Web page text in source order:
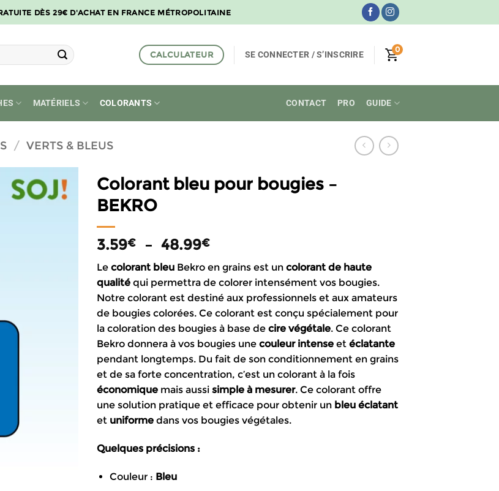
DÈS 29€ D'ACHAT EN FRANCE MÉTROPOLITAINE
CALCULATEUR SE CONNECTER / S’INSCRIRE 0
MATÉRIELS COLORANTS CONTACT PRO GUIDE
/ VERTS & BLEUS
Colorant bleu pour bougies –
BEKRO
3.59€ – 48.99€Plage
prix :
3.59€
à
48.99€
Le colorant bleu Bekro en grains est un colorant de haute
qualité qui permettra de colorer intensément vos bougies.
Notre colorant est destiné aux professionnels et aux amateurs
de bougies colorées. Ce colorant est conçu spécialement pour
la coloration des bougies à base de cire végétale. Ce colorant
Bekro donnera à vos bougies une couleur intense et éclatante
pendant longtemps. Du fait de son conditionnement en grains
et de sa forte concentration, c’est un colorant à la fois
économique mais aussi simple à mesurer. Ce colorant offre
une solution pratique et efficace pour obtenir un bleu éclatant
et uniforme dans vos bougies végétales.
Quelques précisions :
Couleur : Bleu